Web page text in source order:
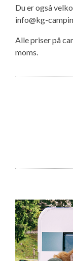
Du er også
info@kg-
Alle priser på
moms.